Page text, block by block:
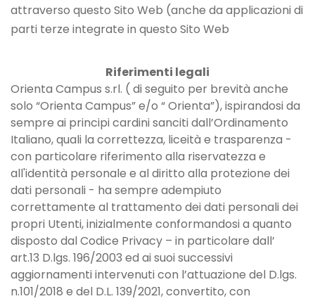
attraverso questo Sito Web (anche da applicazioni di
parti terze integrate in questo Sito Web
Riferimenti legali
Orienta Campus s.rl. ( di seguito per brevità anche
solo “Orienta Campus” e/o “ Orienta”), ispirandosi da
sempre ai principi cardini sanciti dall’Ordinamento
Italiano, quali la correttezza, liceità e trasparenza -
con particolare riferimento alla riservatezza e
all'identità personale e al diritto alla protezione dei
dati personali - ha sempre adempiuto
correttamente al trattamento dei dati personali dei
propri Utenti, inizialmente conformandosi a quanto
disposto dal Codice Privacy – in particolare dall’
art.13 D.lgs. 196/2003 ed ai suoi successivi
aggiornamenti intervenuti con l’attuazione del D.lgs.
n.101/2018 e del D.L. 139/2021, convertito, con